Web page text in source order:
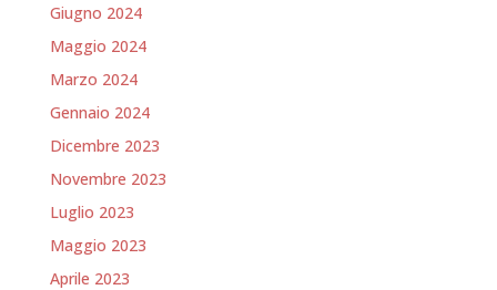
Giugno 2024
Maggio 2024
Marzo 2024
Gennaio 2024
Dicembre 2023
Novembre 2023
Luglio 2023
Maggio 2023
Aprile 2023